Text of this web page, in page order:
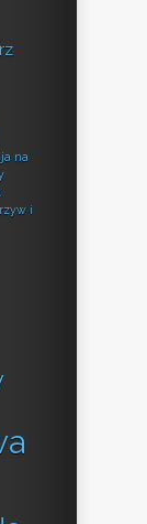
na
i